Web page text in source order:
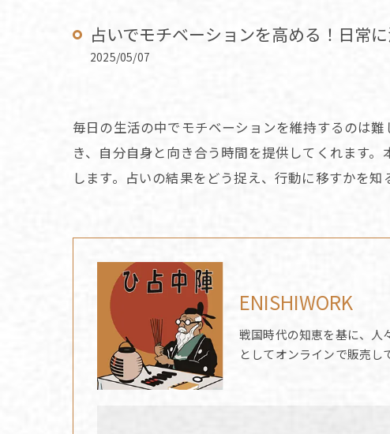
占いでモチベーションを高める！日常
2025/05/07
毎日の生活の中でモチベーションを維持するのは
き、自分自身と向き合う時間を提供してくれます
します。占いの結果をどう捉え、行動に移すかを
ENISHIWORK
戦国時代の知恵を基に、人
としてオンラインで販売し